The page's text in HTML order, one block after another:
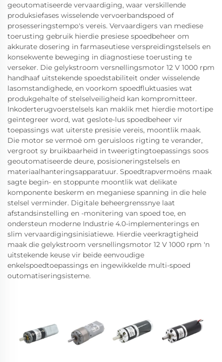
geoutomatiseerde vervaardiging, waar verskillende
produksiefases wisselende vervoerbandspoed of
prosesseringstempo's vereis. Vervaardigers van mediese
toerusting gebruik hierdie presiese spoedbeheer om
akkurate dosering in farmaseutiese verspreidingstelsels en
konsekwente beweging in diagnostiese toerusting te
verseker. Die gelykstroom versnellingsmotor 12 V 1000 rpm
handhaaf uitstekende spoedstabiliteit onder wisselende
lasomstandighede, en voorkom spoedfluktuasies wat
produkgehalte of stelselveiligheid kan kompromitteer.
Inkoderterugvoerstelsels kan maklik met hierdie motortipe
geïntegreer word, wat geslote-lus spoedbeheer vir
toepassings wat uiterste presisie vereis, moontlik maak.
Die motor se vermoë om geruisloos rigting te verander,
vergroot sy bruikbaarheid in tweerigtingtoepassings soos
geoutomatiseerde deure, posisioneringstelsels en
materiaalhanteringsapparatuur. Spoedtrapvermoëns maak
sagte begin- en stoppunte moontlik wat delikate
komponente beskerm en meganiese spanning in die hele
stelsel verminder. Digitale beheergrenssnye laat
afstandsinstelling en -monitering van spoed toe, en
ondersteun moderne Industrie 4.0-implementerings en
slim vervaardigingsinisiatiewe. Hierdie veerkragtigheid
maak die gelykstroom versnellingsmotor 12 V 1000 rpm 'n
uitstekende keuse vir beide eenvoudige
enkelspoedtoepassings en ingewikkelde multi-spoed
outomatiseringsisteme.